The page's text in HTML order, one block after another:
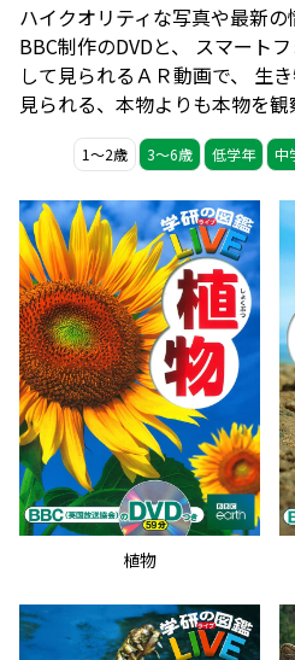
ハイクオリティな写真や最新
BBC制作のDVDと、
スマート
して見られるＡＲ動画で、
生
見られる、本物よりも本物を観
1〜2歳 3〜6歳 低学年 中
植物